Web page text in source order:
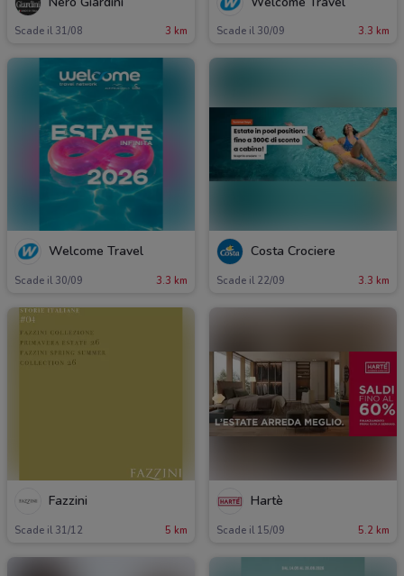
Scade il 31/08 3 km Scade il 30/09 3.3 km
Welcome Travel
Scade il 30/09 3.3 km
Costa Crociere
Scade il 22/09 3.3 km
Fazzini
Scade il 31/12 5 km
Hartè
Scade il 15/09 5.2 km